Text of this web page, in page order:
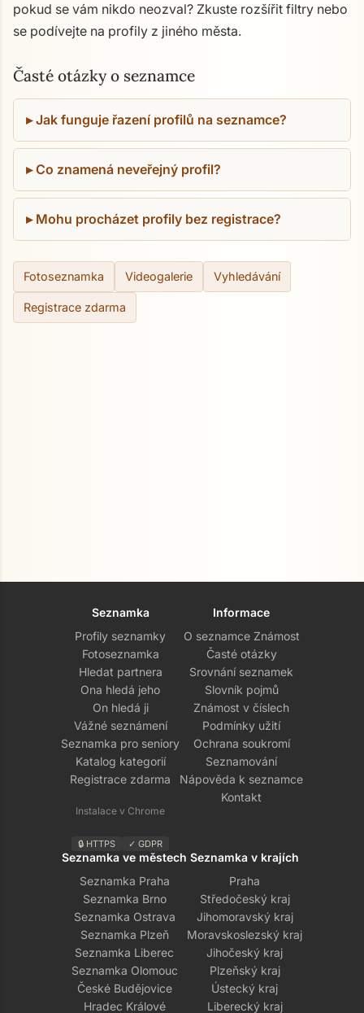
pokud se vám nikdo neozval? Zkuste rozšířit filtry nebo
se podívejte na profily z jiného města.
Časté otázky o seznamce
Jak funguje řazení profilů na seznamce?
Co znamená neveřejný profil?
Mohu procházet profily bez registrace?
Fotoseznamka Videogalerie Vyhledávání
Registrace zdarma
Seznamka
Profily seznamky
Fotoseznamka
Hledat partnera
Ona hledá jeho
On hledá ji
Vážné seznámení
Seznamka pro seniory
Katalog kategorií
Registrace zdarma
Instalace v Chrome
🔒 HTTPS ✓ GDPR
Informace
O seznamce Známost
Časté otázky
Srovnání seznamek
Slovník pojmů
Známost v číslech
Podmínky užití
Ochrana soukromí
Seznamování
Nápověda k seznamce
Kontakt
Seznamka ve městech
Seznamka Praha
Seznamka Brno
Seznamka Ostrava
Seznamka Plzeň
Seznamka Liberec
Seznamka Olomouc
České Budějovice
Hradec Králové
Seznamka v krajích
Praha
Středočeský kraj
Jihomoravský kraj
Moravskoslezský kraj
Jihočeský kraj
Plzeňský kraj
Ústecký kraj
Liberecký kraj